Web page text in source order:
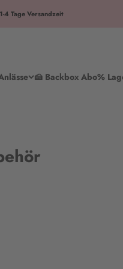
4 Tage Versandzeit
🍰 Backbox Abo%